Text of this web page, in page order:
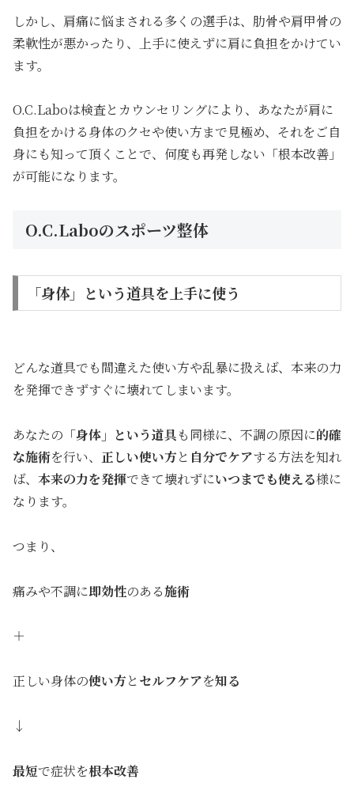
しかし、肩痛に悩まされる多くの選手は、肋骨や肩甲骨の
柔軟性が悪かったり、上手に使えずに肩に負担をかけてい
ます。
O.C.Laboは検査とカウンセリングにより、あなたが肩に
負担をかける身体のクセや使い方まで見極め、それをご自
身にも知って頂くことで、何度も再発しない「根本改善」
が可能になります。
O.C.Laboのスポーツ整体
「身体」という道具を上手に使う
どんな道具でも間違えた使い方や乱暴に扱えば、本来の力
を発揮できずすぐに壊れてしまいます。
あなたの 「身体」という道具も同様に、不調の原因に的確
な施術を行い、 正しい使い方と 自分でケアする方法を知れ
ば、 本来の力を発揮できて壊れずにいつまでも使える様に
なります。
つまり、
痛みや不調に即効性のある施術
＋
正しい身体の使い方とセルフケアを知る
↓
最短で症状を根本改善